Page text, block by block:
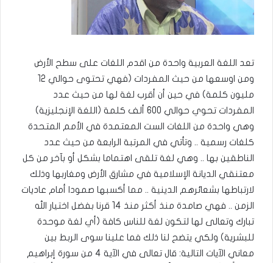
تعد اللغة العربية واحدة من اقدم اللغات على سطح الأرض
ومن اوسعها من حيث المفردات (فهي تحتوى حوالي 12
مليون كلمة) في حين أن أقرب لغة لها من حيث عدد
المفردات تحوي حوالي 600 ألف كلمة (اللغة الإنجليزية)
وهي واحدة من اللغات الست المعتمدة في الأمم المتحدة
كلغات رسمية .. وتأتي في المرتبة الرابعة من حيث عدد
الناطقين بها .. وهي لغة تلقى اهتماما بشكل أو بآخر من كل
معتنقي الديانة الإسلامية في مشارق الأرض ومغاربها وذلك
لارتباطها بشعائرهم الدينية .. مما أكسبها صمودا أمام عاديات
الزمن .. فهي صامدة منذ أكثر منذ 14 قرنا بفضل اختيار الله
تبارك وتعالى لها لتكون لغة للناس كافة (أي لغة موحدة
للبشرية) ولكي يتضح لنا ذلك فما علينا سوى الربط بين
معاني الآيات التالية: قال تعالى في الآية 4 من سورة إبراهيم